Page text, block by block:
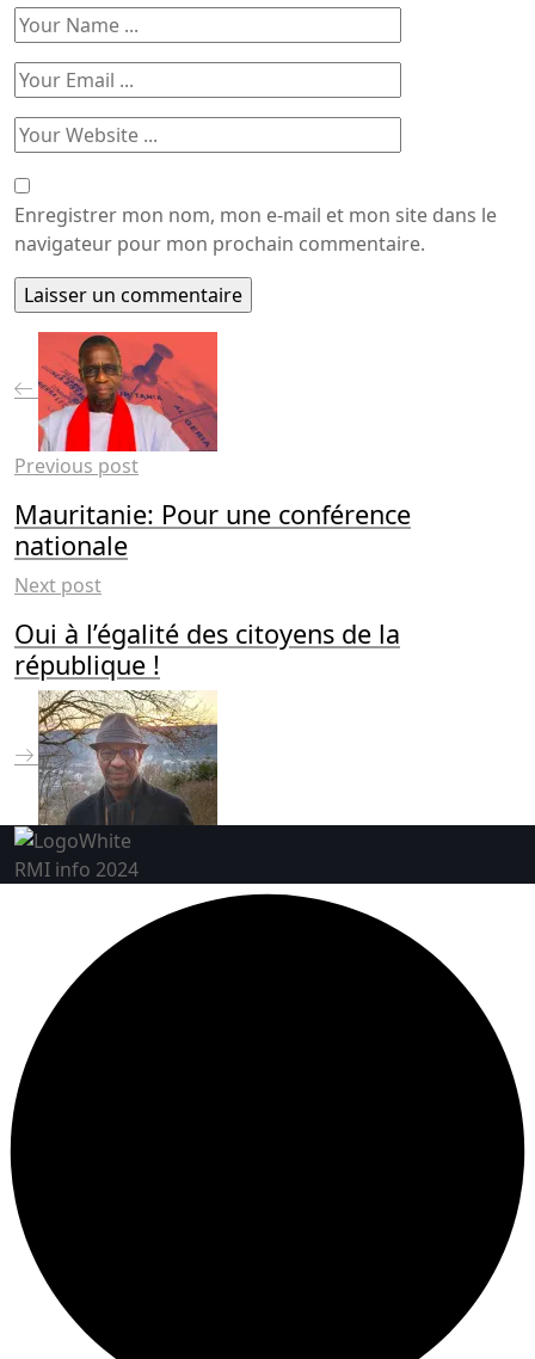
Enregistrer mon nom, mon e-mail et mon site dans le
navigateur pour mon prochain commentaire.
Previous post
Mauritanie: Pour une conférence
nationale
Next post
Oui à l’égalité des citoyens de la
république !
RMI info 2024